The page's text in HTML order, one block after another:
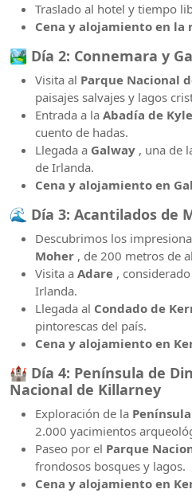
Traslado al hotel y tiempo
Cena y alojamiento en la
🏞️ Día 2: Connemara y
Visita al Parque Nacional
paisajes salvajes y lagos
Entrada a la Abadía de
cuento de hadas.
Llegada a Galway , una de
de Irlanda.
Cena y alojamiento en
🌊 Día 3: Acantilados de
Descubrimos los
Moher , de 200 metros de
Visita a Adare ,
Irlanda.
Llegada al Condado de
pintorescas del país.
Cena y alojamiento en
🏰 Día 4: Península de
Nacional de Killarney
Exploración de la
2.000 yacimientos
Paseo por el Parque
frondosos bosques y lagos.
Cena y alojamiento en